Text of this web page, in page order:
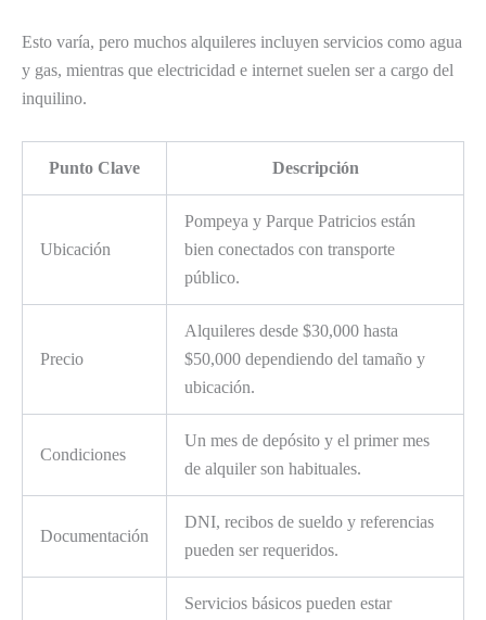
Esto varía, pero muchos alquileres incluyen servicios como agua
y gas, mientras que electricidad e internet suelen ser a cargo del
inquilino.
Punto Clave Descripción
Ubicación
Pompeya y Parque Patricios están
bien conectados con transporte
público.
Precio
Alquileres desde $30,000 hasta
$50,000 dependiendo del tamaño y
ubicación.
Condiciones
Un mes de depósito y el primer mes
de alquiler son habituales.
Documentación
DNI, recibos de sueldo y referencias
pueden ser requeridos.
Servicios básicos pueden estar